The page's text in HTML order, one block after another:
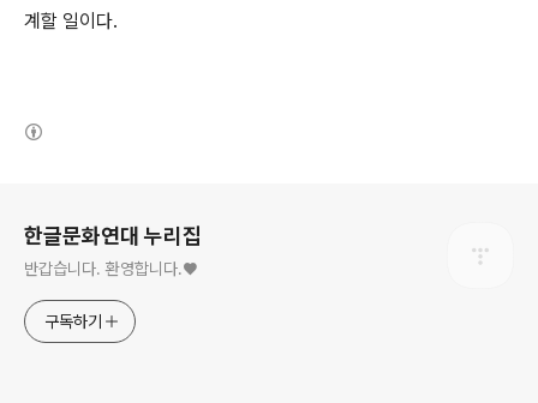
계할 일이다.
한글문화연대 누리집
반갑습니다. 환영합니다.♥
구독하기